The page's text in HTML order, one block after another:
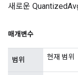
새로운
매개변수
범위 현재 범위